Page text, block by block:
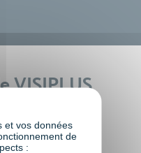
VISIPLUS
et vos données
de
: